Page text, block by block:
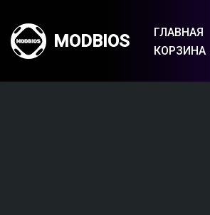
Перейти
к
MODBIOS ГЛАВНАЯ
КОРЗИНА